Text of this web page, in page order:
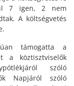
7 igen, 2 nem
A költségvetés
támogatta a
a köztisztviselők
szóló
Napjáról szóló